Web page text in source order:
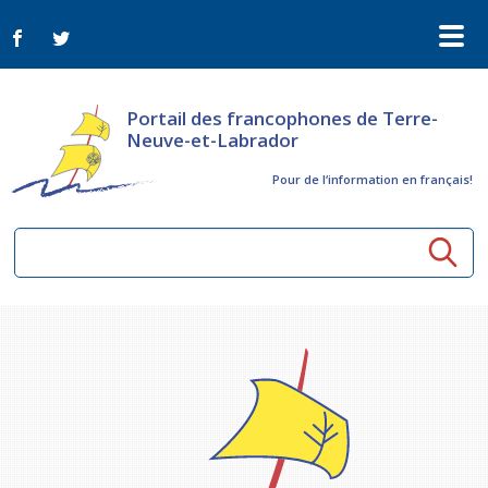
Portail des francophones de Terre-
Neuve-et-Labrador
Pour de l‘information en français!
Appels d'offres du secteur culturel
Plan de Développement Global
Bulletin Le FrancoTNL